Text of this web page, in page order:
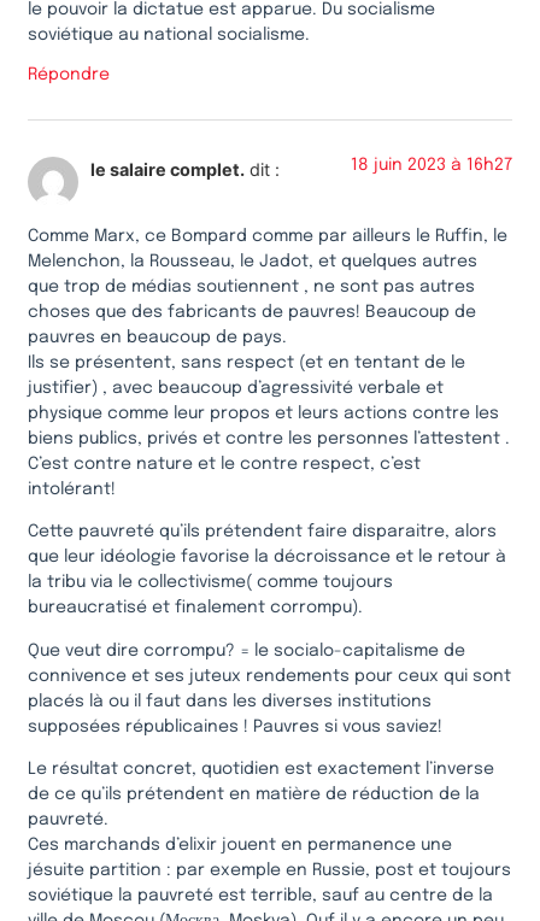
le pouvoir la dictatue est apparue. Du socialisme
soviétique au national socialisme.
Répondre
le salaire complet. dit : 18 juin 2023 à 16h27
Comme Marx, ce Bompard comme par ailleurs le Ruffin, le
Melenchon, la Rousseau, le Jadot, et quelques autres
que trop de médias soutiennent , ne sont pas autres
choses que des fabricants de pauvres! Beaucoup de
pauvres en beaucoup de pays.
Ils se présentent, sans respect (et en tentant de le
justifier) , avec beaucoup d’agressivité verbale et
physique comme leur propos et leurs actions contre les
biens publics, privés et contre les personnes l’attestent .
C’est contre nature et le contre respect, c’est
intolérant!
Cette pauvreté qu’ils prétendent faire disparaitre, alors
que leur idéologie favorise la décroissance et le retour à
la tribu via le collectivisme( comme toujours
bureaucratisé et finalement corrompu).
Que veut dire corrompu? = le socialo-capitalisme de
connivence et ses juteux rendements pour ceux qui sont
placés là ou il faut dans les diverses institutions
supposées républicaines ! Pauvres si vous saviez!
Le résultat concret, quotidien est exactement l’inverse
de ce qu’ils prétendent en matière de réduction de la
pauvreté.
Ces marchands d’elixir jouent en permanence une
jésuite partition : par exemple en Russie, post et toujours
soviétique la pauvreté est terrible, sauf au centre de la